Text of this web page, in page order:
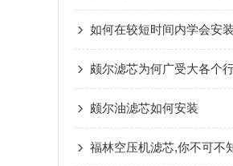
颇尔油滤芯如何安装